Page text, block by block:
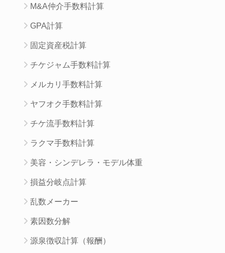
M&A仲介手数料計算
GPA計算
固定資産税計算
チケジャム手数料計算
メルカリ手数料計算
ヤフオク手数料計算
チケ流手数料計算
ラクマ手数料計算
美容・シンデレラ・モデル体重
損益分岐点計算
乱数メーカー
素因数分解
源泉徴収計算（報酬）